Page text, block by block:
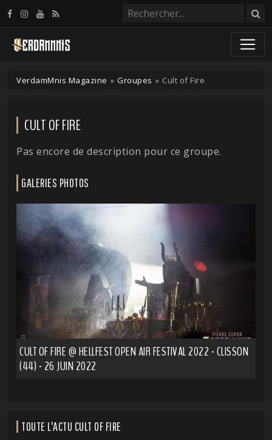
VerdamMnis Magazine » Groupes » Cult of Fire
CULT OF FIRE
Pas encore de description pour ce groupe.
GALERIES PHOTOS
CULT OF FIRE @ HELLFEST OPEN AIR FESTIVAL 2022 - CLISSON
(44) - 26 JUIN 2022
TOUTE L'ACTU CULT OF FIRE
Panneau de gestion des cookies